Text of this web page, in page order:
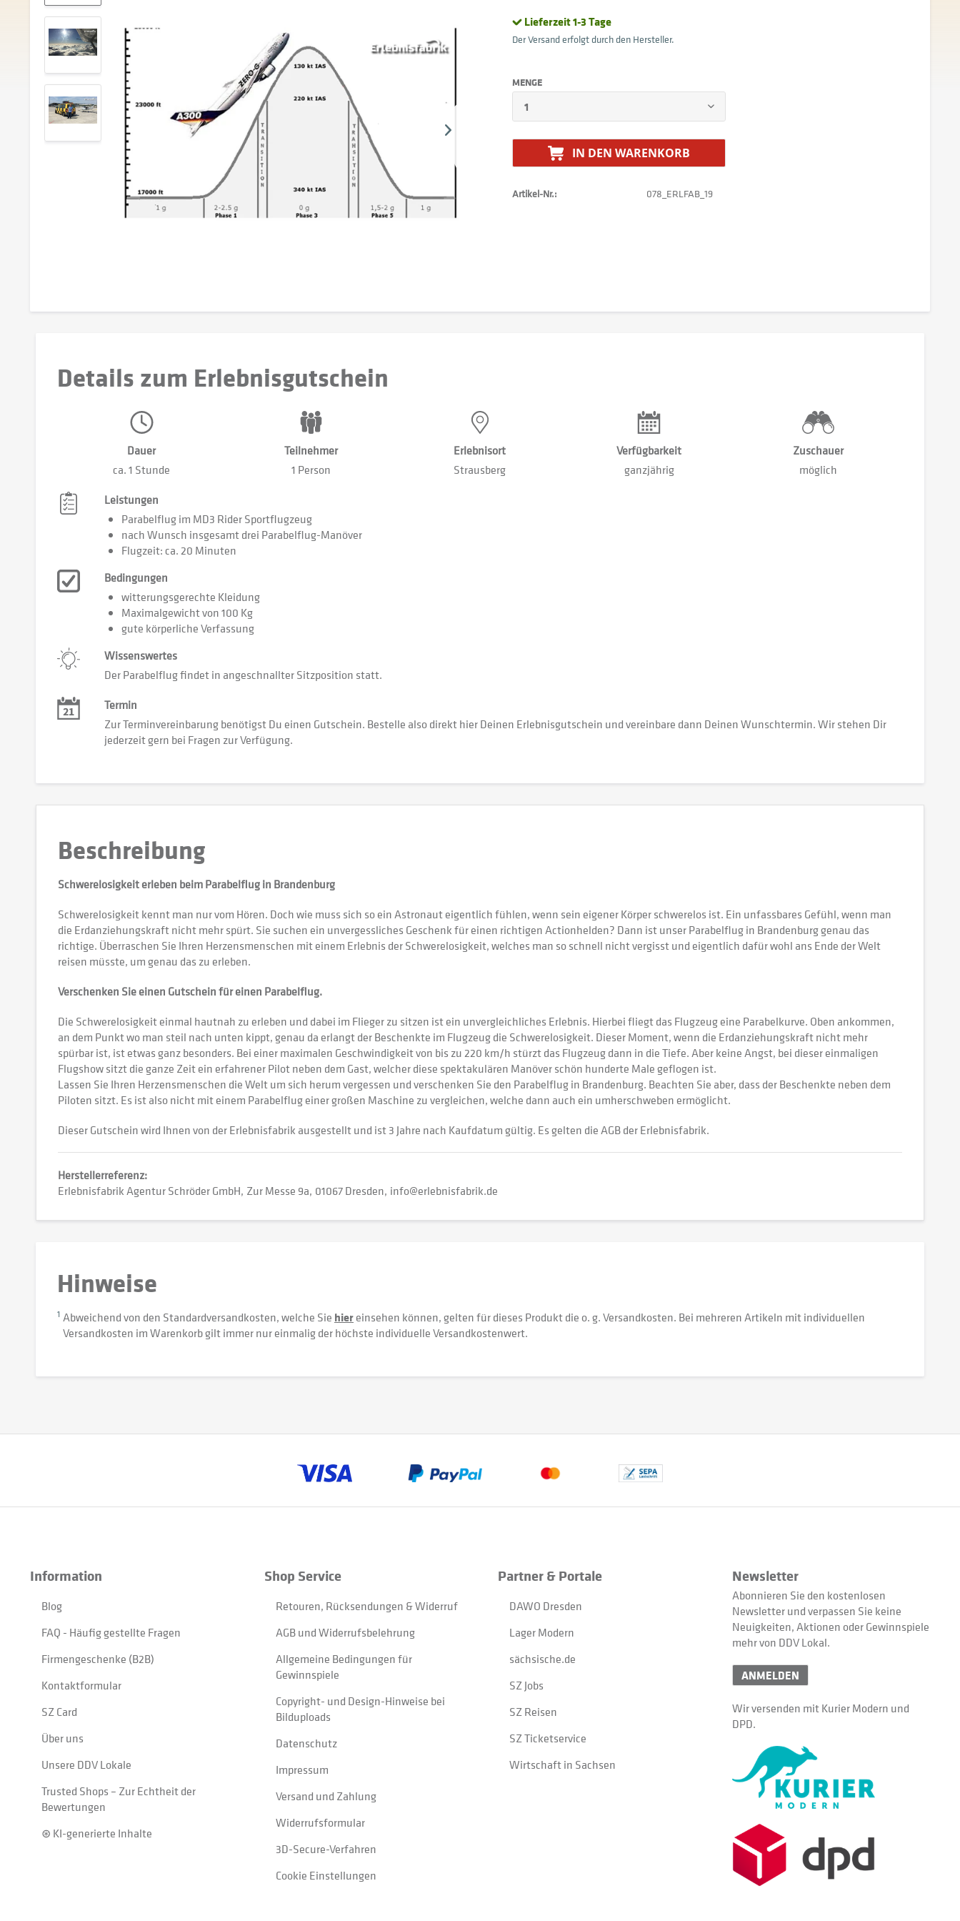
Lieferzeit 1-3 Tage
Der Versand erfolgt durch den Hersteller.
MENGE
IN DEN WARENKORB
Artikel-Nr.: 078_ERLFAB_19
Details zum Erlebnisgutschein
Dauer
ca. 1 Stunde
Teilnehmer
1 Person
Erlebnisort
Strausberg
Verfügbarkeit
ganzjährig
Zuschauer
möglich
Leistungen
Parabelflug im MD3 Rider Sportflugzeug
nach Wunsch insgesamt drei Parabelflug-Manöver
Flugzeit: ca. 20 Minuten
Bedingungen
witterungsgerechte Kleidung
Maximalgewicht von 100 Kg
gute körperliche Verfassung
Wissenswertes
Der Parabelflug findet in angeschnallter Sitzposition statt.
Termin
Zur Terminvereinbarung benötigst Du einen Gutschein. Bestelle also direkt hier Deinen Erlebnisgutschein und vereinbare dann Deinen Wunschtermin. Wir stehen Dir
jederzeit gern bei Fragen zur Verfügung.
Beschreibung
Schwerelosigkeit erleben beim Parabelflug in Brandenburg
Schwerelosigkeit kennt man nur vom Hören. Doch wie muss sich so ein Astronaut eigentlich fühlen, wenn sein eigener Körper schwerelos ist. Ein unfassbares Gefühl, wenn man
die Erdanziehungskraft nicht mehr spürt. Sie suchen ein unvergessliches Geschenk für einen richtigen Actionhelden? Dann ist unser Parabelflug in Brandenburg genau das
richtige. Überraschen Sie Ihren Herzensmenschen mit einem Erlebnis der Schwerelosigkeit, welches man so schnell nicht vergisst und eigentlich dafür wohl ans Ende der Welt
reisen müsste, um genau das zu erleben.
Verschenken Sie einen Gutschein für einen Parabelflug.
Die Schwerelosigkeit einmal hautnah zu erleben und dabei im Flieger zu sitzen ist ein unvergleichliches Erlebnis. Hierbei fliegt das Flugzeug eine Parabelkurve. Oben ankommen,
an dem Punkt wo man steil nach unten kippt, genau da erlangt der Beschenkte im Flugzeug die Schwerelosigkeit. Dieser Moment, wenn die Erdanziehungskraft nicht mehr
spürbar ist, ist etwas ganz besonders. Bei einer maximalen Geschwindigkeit von bis zu 220 km/h stürzt das Flugzeug dann in die Tiefe. Aber keine Angst, bei dieser einmaligen
Flugshow sitzt die ganze Zeit ein erfahrener Pilot neben dem Gast, welcher diese spektakulären Manöver schön hunderte Male geflogen ist.
Lassen Sie Ihren Herzensmenschen die Welt um sich herum vergessen und verschenken Sie den Parabelflug in Brandenburg. Beachten Sie aber, dass der Beschenkte neben dem
Piloten sitzt. Es ist also nicht mit einem Parabelflug einer großen Maschine zu vergleichen, welche dann auch ein umherschweben ermöglicht.
Dieser Gutschein wird Ihnen von der Erlebnisfabrik ausgestellt und ist 3 Jahre nach Kaufdatum gültig. Es gelten die AGB der Erlebnisfabrik.
Herstellerreferenz:
Erlebnisfabrik Agentur Schröder GmbH Zur Messe 9a 01067 Dresden info@erlebnisfabrik.de
Hinweise
1 Abweichend von den Standardversandkosten, welche Sie hiereinsehen können, gelten für dieses Produkt die o. g. Versandkosten. Bei mehreren Artikeln mit individuellen
Versandkosten im Warenkorb gilt immer nur einmalig der höchste individuelle Versandkostenwert.
Information
Blog
FAQ - Häufig gestellte Fragen
Firmengeschenke (B2B)
Kontaktformular
SZ Card
Über uns
Unsere DDV Lokale
Trusted Shops – Zur Echtheit der
Bewertungen
⊛ KI-generierte Inhalte
Shop Service
Retouren, Rücksendungen & Widerruf
AGB und Widerrufsbelehrung
Allgemeine Bedingungen für
Gewinnspiele
Copyright- und Design-Hinweise bei
Bilduploads
Datenschutz
Impressum
Versand und Zahlung
Widerrufsformular
3D-Secure-Verfahren
Cookie Einstellungen
Partner & Portale
DAWO Dresden
Lager Modern
sächsische.de
SZ Jobs
SZ Reisen
SZ Ticketservice
Wirtschaft in Sachsen
Newsletter
Abonnieren Sie den kostenlosen
Newsletter und verpassen Sie keine
Neuigkeiten, Aktionen oder Gewinnspiele
mehr von DDV Lokal.
ANMELDEN
Wir versenden mit Kurier Modern und
DPD.